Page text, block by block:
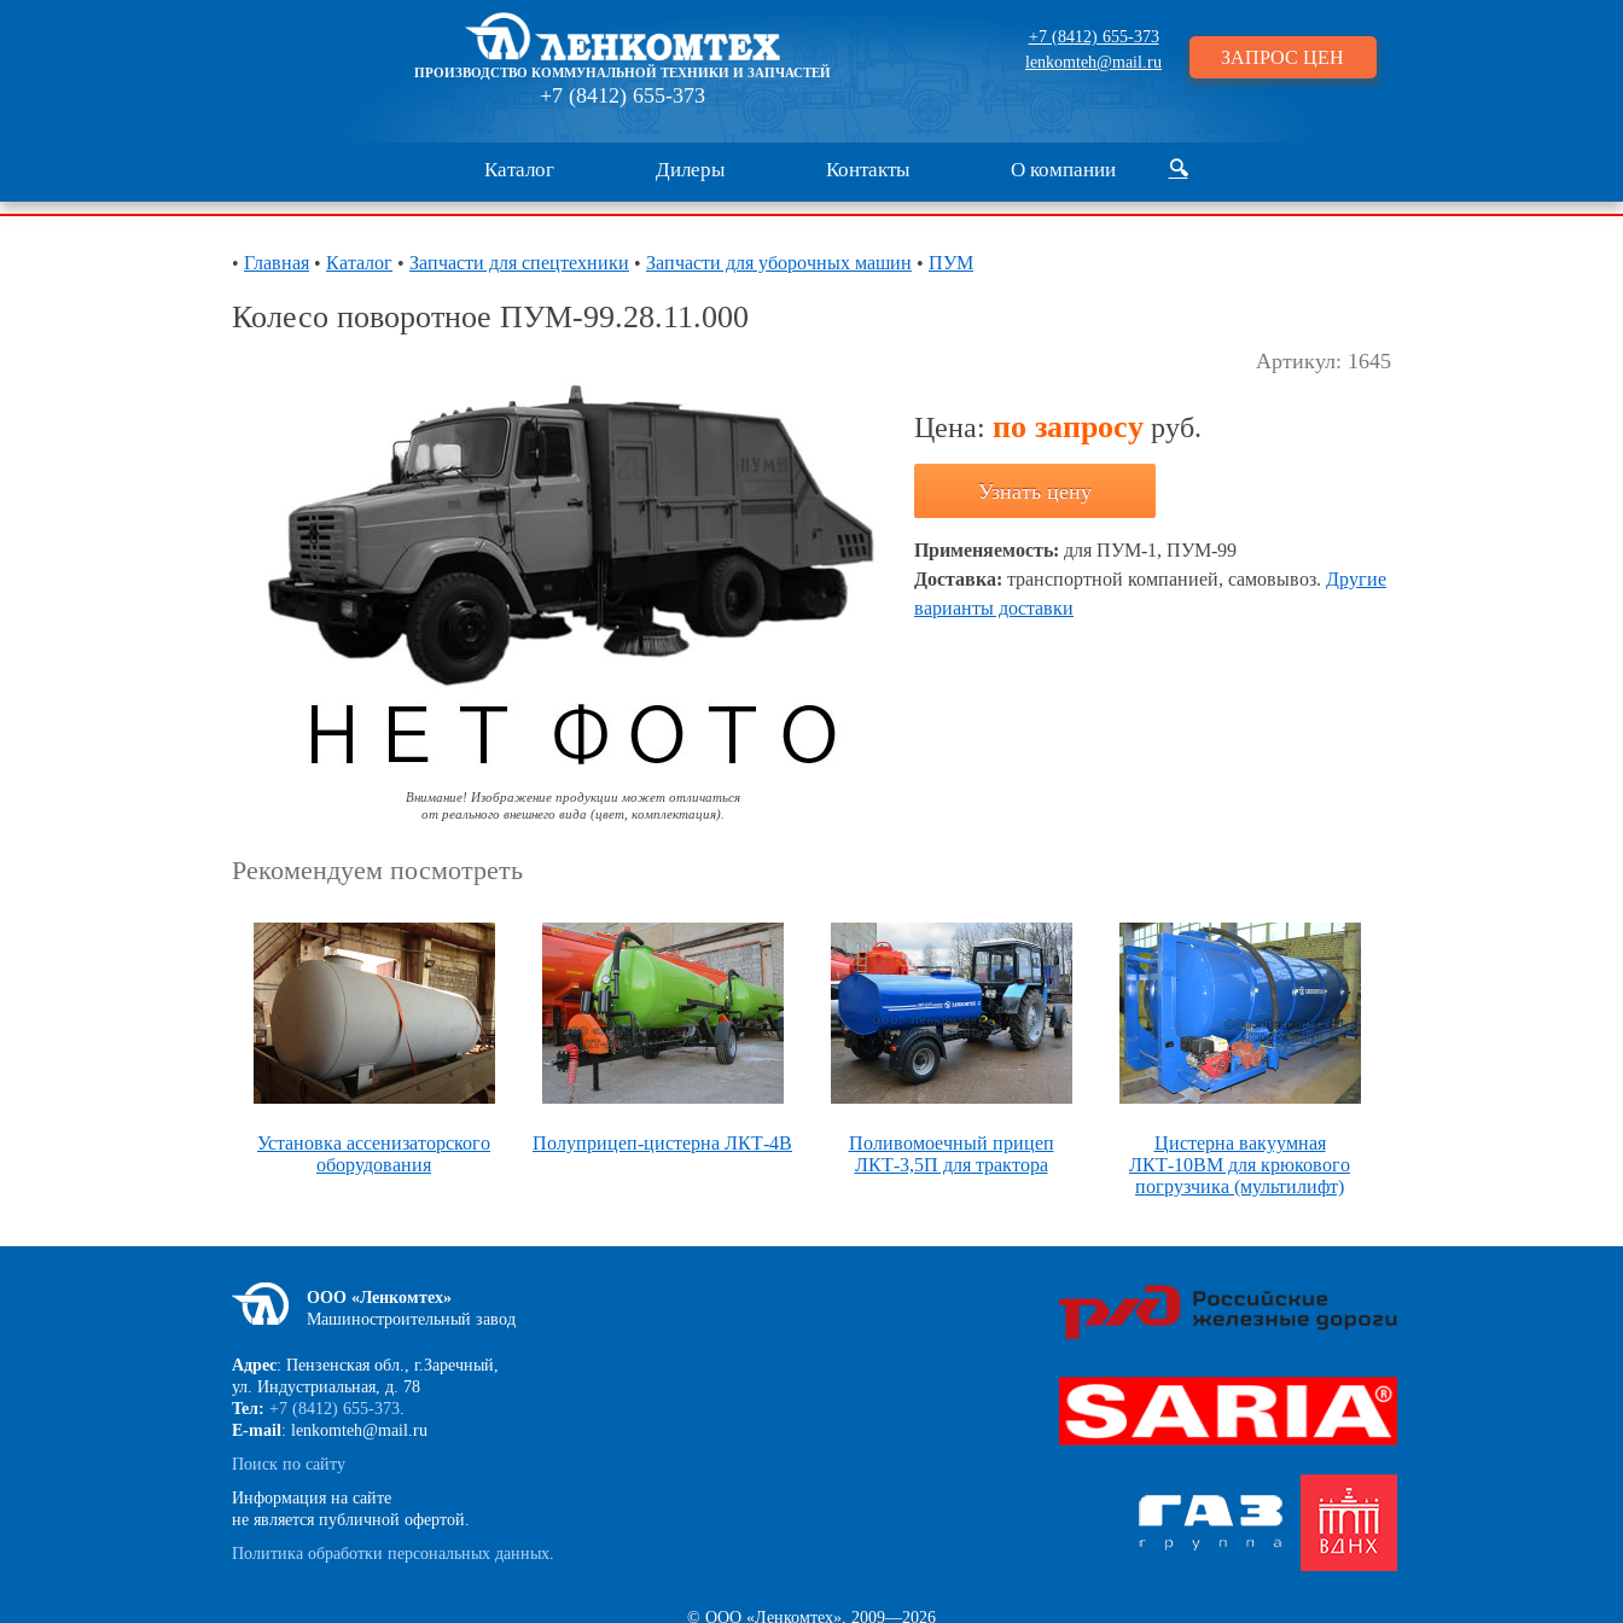
ПРОИЗВОДСТВО КОММУНАЛЬНОЙ ТЕХНИКИ И ЗАПЧАСТЕЙ
+7 (8412) 655-373
+7 (8412) 655-373
lenkomteh@mail.ru
ЗАПРОС ЦЕН
Каталог Дилеры Контакты О компании 🔍
• Главная • Каталог • Запчасти для спецтехники • Запчасти для уборочных машин • ПУМ
Колесо поворотное ПУМ-99.28.11.000
Внимание! Изображение продукции может отличаться
от реального внешнего вида (цвет, комплектация).
Артикул: 1645
Цена: по запросу руб.
Узнать цену
Применяемость: для ПУМ-1, ПУМ-99
Доставка: транспортной компанией, самовывоз. Другие
варианты доставки
Рекомендуем посмотреть
Установка ассенизаторского
оборудования
Полуприцеп-цистерна ЛКТ-4В
Поливомоечный прицеп
ЛКТ-3,5П для трактора
Цистерна вакуумная
ЛКТ-10ВМ для крюкового
погрузчика (мультилифт)
ООО «Ленкомтех»
Машиностроительный завод
Адрес: Пензенская обл., г.Заречный,
ул. Индустриальная, д. 78
Тел: +7 (8412) 655-373.
E-mail: lenkomteh@mail.ru
Поиск по сайту
Информация на сайте
не является публичной офертой.
Политика обработки персональных данных.
© ООО «Ленкомтех», 2009—2026